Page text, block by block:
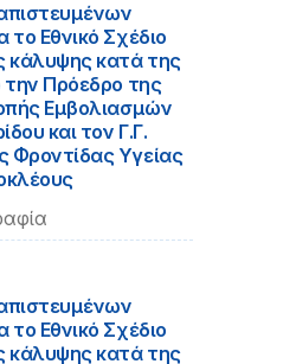
το Εθνικό Σχέδιο
κάλυψης κατά της
την Πρόεδρο της
Εμβολιασμών
και τον Γ.Γ.
Φροντίδας Υγείας
το Εθνικό Σχέδιο
κάλυψης κατά της